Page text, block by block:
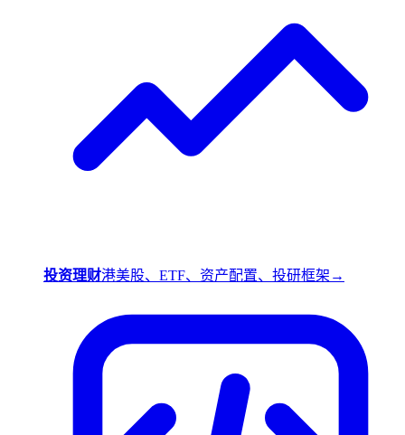
投资理财港美股、ETF、资产配置、投研框架 →